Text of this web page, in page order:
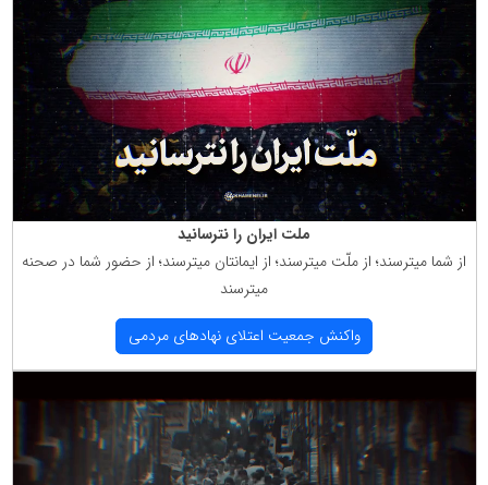
ملت ایران را نترسانید
از شما میترسند؛ از ملّت میترسند؛ از ایمانتان میترسند؛ از حضور شما در صحنه
میترسند
واكنش جمعیت اعتلای نهادهای مردمی